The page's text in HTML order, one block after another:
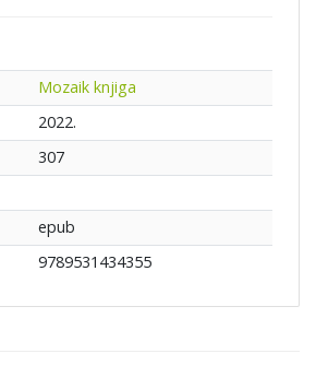
Mozaik knjiga
2022.
307
epub
9789531434355